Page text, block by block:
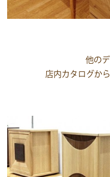
他の
店内カタログか